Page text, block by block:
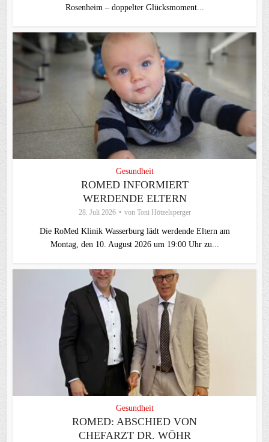
Rosenheim – doppelter Glücksmoment...
Gesundheit
ROMED INFORMIERT
WERDENDE ELTERN
28. Juli 2026 von Toni Hötzelsperger
Die RoMed Klinik Wasserburg lädt werdende Eltern am
Montag, den 10. August 2026 um 19:00 Uhr zu...
Gesundheit
ROMED: ABSCHIED VON
CHEFARZT DR. WÖHR